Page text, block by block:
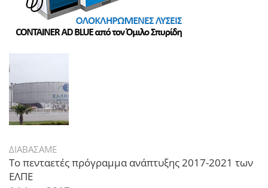
ΔΙΑΒΑΣΑΜΕ
Το πενταετές πρόγραμμα ανάπτυξης 2017-2021 των
ΕΛΠΕ